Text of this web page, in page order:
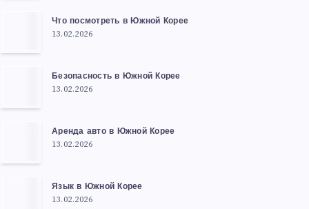
Что посмотреть в Южной Корее
13.02.2026
Безопасность в Южной Корее
13.02.2026
Аренда авто в Южной Корее
13.02.2026
Язык в Южной Корее
13.02.2026